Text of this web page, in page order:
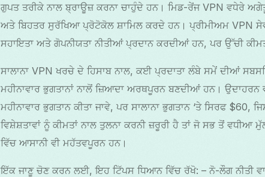
ਗੁਪਤ ਤਰੀਕੇ ਨਾਲ ਬ੍ਰਾਊਜ਼ ਕਰਨਾ ਚਾਹੁੰਦੇ ਹਨ। ਮਿਡ-ਰੇਂਜ VPN ਵਧੇਰੇ
ਅਤੇ ਬਿਹਤਰ ਸੁਰੱਖਿਆ ਪ੍ਰੋਟੋਕੋਲ ਸ਼ਾਮਿਲ ਕਰਦੇ ਹਨ। ਪ੍ਰੀਮੀਅਮ VPN
ਸਹਾਇਤਾ ਅਤੇ ਗੋਪਨੀਯਤਾ ਨੀਤੀਆਂ ਪ੍ਰਦਾਨ ਕਰਦੀਆਂ ਹਨ, ਪਰ ਉੱਚੀ
ਸਾਲਾਨਾ VPN ਖਰਚੇ ਦੇ ਹਿਸਾਬ ਨਾਲ, ਕਈ ਪ੍ਰਦਾਤਾ ਲੰਬੇ ਸਮੇਂ ਦੀਆਂ
ਮਹੀਨਾਵਾਰ ਭੁਗਤਾਨਾਂ ਨਾਲੋਂ ਜ਼ਿਆਦਾ ਅਰਥਪੂਰਨ ਬਣਦੀਆਂ ਹਨ।
ਮਹੀਨਾਵਾਰ ਭੁਗਤਾਨ ਕੀਤਾ ਜਾਵੇ, ਪਰ ਸਾਲਾਨਾ ਭੁਗਤਾਨ ‘ਤੇ ਸਿਰਫ
ਵਿਸ਼ੇਸ਼ਤਾਵਾਂ ਨੂੰ ਕੀਮਤਾਂ ਨਾਲ ਤੁਲਨਾ ਕਰਨੀ ਜ਼ਰੂਰੀ ਹੈ ਤਾਂ ਜੋ ਸਭ ਤੋਂ
ਵਿੱਚ ਆਸਾਨੀ ਵੀ ਮਹੱਤਵਪੂਰਨ ਹਨ।
ਇੱਕ ਜਾਣੂ ਚੋਣ ਕਰਨ ਲਈ, ਇਹ ਟਿੱਪਸ ਧਿਆਨ ਵਿੱਚ ਰੱਖੋ: – ਨੋ-ਲੌਗ ਨੀਤੀ